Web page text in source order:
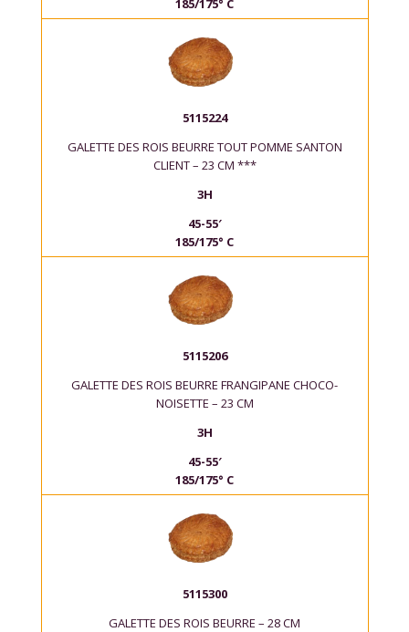
185/175° C
5115224
GALETTE DES ROIS BEURRE TOUT POMME SANTON
CLIENT – 23 CM ***
3H
45-55′
185/175° C
5115206
GALETTE DES ROIS BEURRE FRANGIPANE CHOCO-
NOISETTE – 23 CM
3H
45-55′
185/175° C
5115300
GALETTE DES ROIS BEURRE – 28 CM